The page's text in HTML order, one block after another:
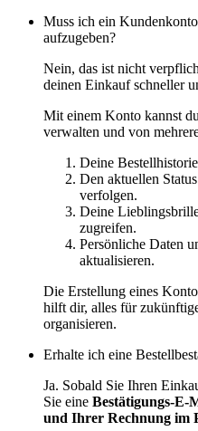
Muss ich ein
aufzugeben?
Nein, das ist nicht
deinen Einkauf schneller
Mit einem Konto kannst
verwalten und von
Deine
Den aktuellen
verfolgen.
Deine
zugreifen.
Persönliche Daten
aktualisieren.
Die Erstellung eines
hilft dir, alles für
organisieren.
Erhalte ich eine
Ja. Sobald Sie Ihren
Sie eine Bestätigungs-E-
und Ihrer Rechnung im